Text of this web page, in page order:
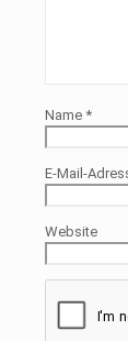
Name *
E-Mail-
Website